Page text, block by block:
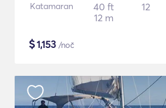
Katamaran
40 ft
12 m
12
$1,153 /noč